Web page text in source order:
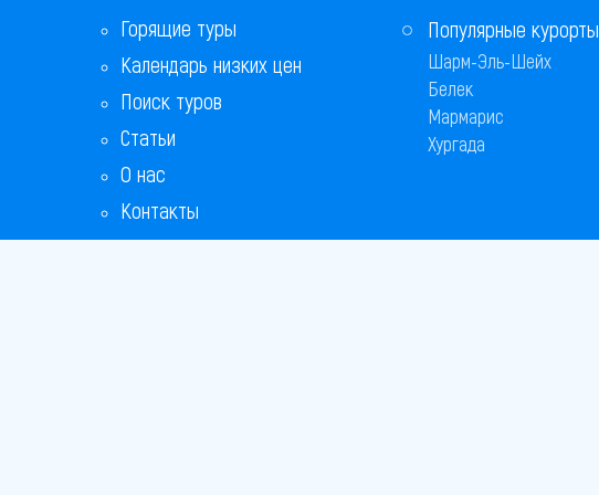
Горящие туры
Календарь низких цен
Поиск туров
Статьи
О нас
Контакты
Популярные курорты
Шарм-Эль-Шейх
Белек
Мармарис
Хургада